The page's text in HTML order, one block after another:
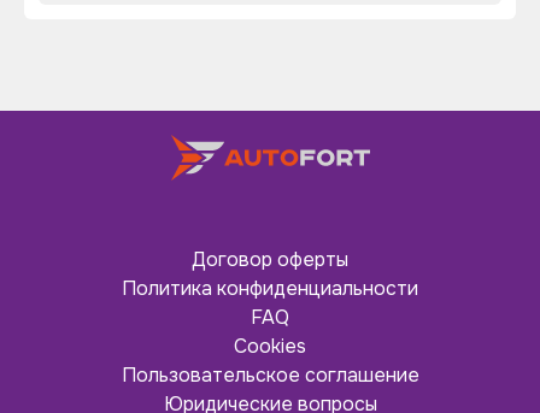
Договор оферты
Политика конфиденциальности
FAQ
Cookies
Пользовательское соглашение
Юридические вопросы